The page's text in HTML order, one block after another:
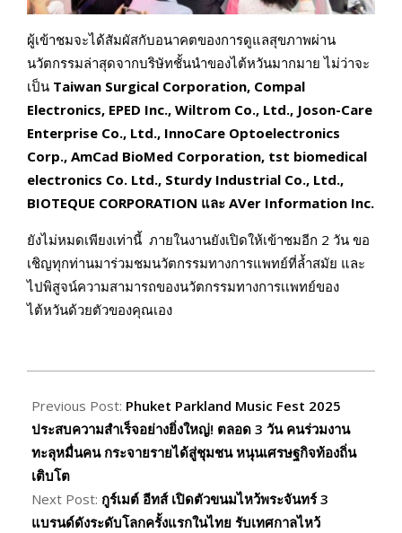
ผู้เข้าชมจะได้สัมผัสกับอนาคตของการดูแลสุขภาพผ่าน
นวัตกรรมล่าสุดจากบริษัทชั้นนำของไต้หวันมากมาย ไม่ว่าจะ
เป็น Taiwan Surgical Corporation, Compal
Electronics, EPED Inc., Wiltrom Co., Ltd., Joson-Care
Enterprise Co., Ltd., InnoCare Optoelectronics
Corp., AmCad BioMed Corporation, tst biomedical
electronics Co. Ltd., Sturdy Industrial Co., Ltd.,
BIOTEQUE CORPORATION และ AVer Information Inc.
ยังไม่หมดเพียงเท่านี้ ภายในงานยังเปิดให้เข้าชมอีก 2 วัน ขอ
เชิญทุกท่านมาร่วมชมนวัตกรรมทางการแพทย์ที่ล้ำสมัย และ
ไปพิสูจน์ความสามารถของนวัตกรรมทางการเเพทย์ของ
ไต้หวันด้วยตัวของคุณเอง
09-
11
Previous Post: Phuket Parkland Music Fest 2025
ประสบความสำเร็จอย่างยิ่งใหญ่! ตลอด 3 วัน คนร่วมงาน
ทะลุหมื่นคน กระจายรายได้สู่ชุมชน หนุนเศรษฐกิจท้องถิ่น
เติบโต
Next Post: กูร์เมต์ อีทส์ เปิดตัวขนมไหว้พระจันทร์ 3
แบรนด์ดังระดับโลกครั้งแรกในไทย รับเทศกาลไหว้